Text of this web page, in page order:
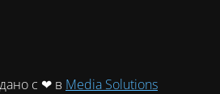
с ❤ в Media Solutions